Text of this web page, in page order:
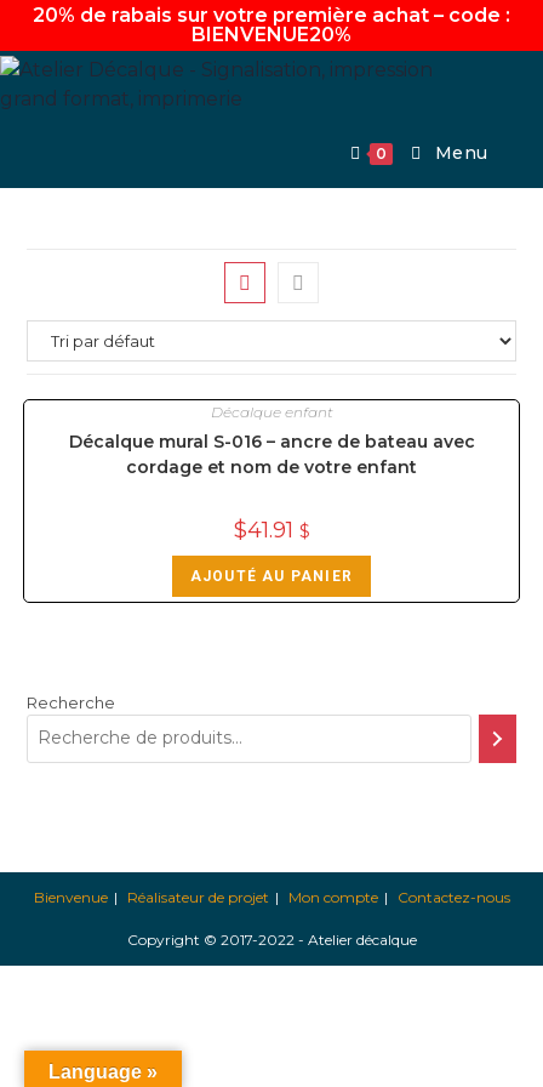
20% de rabais sur votre première achat – code :
BIENVENUE20%
Aller
contenu
0 Menu
Décalque enfant
Décalque mural S-016 – ancre de bateau avec
cordage et nom de votre enfant
$41.91 $
AJOUTÉ AU PANIER
Recherche
Bienvenue Réalisateur de projet Mon compte Contactez-nous
Copyright © 2017-2022 - Atelier décalque
Language »